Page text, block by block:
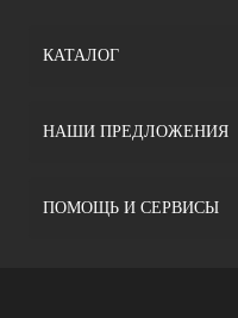
КАТАЛОГ
НАШИ ПРЕДЛОЖЕНИЯ
ПОМОЩЬ И СЕРВИСЫ